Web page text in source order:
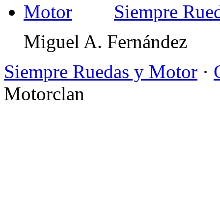
Siempre
Miguel A. Fernández
Siempre Ruedas y Motor ·
Motorclan